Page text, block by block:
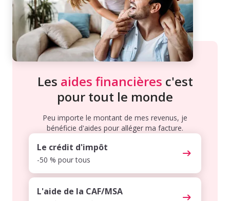
Les aides financières c'est
pour tout le monde
Peu importe le montant de mes revenus, je
bénéficie d'aides pour alléger ma facture.
Le crédit d'impôt
-50 % pour tous
L'aide de la CAF/MSA